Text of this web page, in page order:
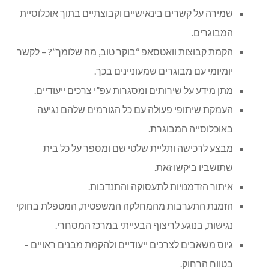
שמירה על קשרים בינאישיים וקבוצתיים בתוך אוכלוסיית
המבוגרים.
הקמת קבוצות וואטסאפ “בוקר טוב, מה שלומך”? – לקשר
יומיומי עם מבוגרים שמעוניינים בכך.
מתן מידע על שירותים ומסגרות עפ”י צרכים ייעודיים.
העמקת שיתופי פעולה עם כל הגורמים שלהם נגיעה
באוכלוסייה המבוגרת.
מבצע לרכישה ותליית שלטי שם ומספר על כל בית
שתושביו ביקשו זאת.
איתור הזדמנויות לתעסוקה והתנדבות.
הזמנת התערבות מהמחלקה המשפטית, המטפלת בחוקי
נגישות, בנוגע לריצוף הבעייתי במרכז המסחרי.
גיוס משאבים לצרכים ייעודיים ולהקמת מבנים ראויים –
בטווח הרחוק.